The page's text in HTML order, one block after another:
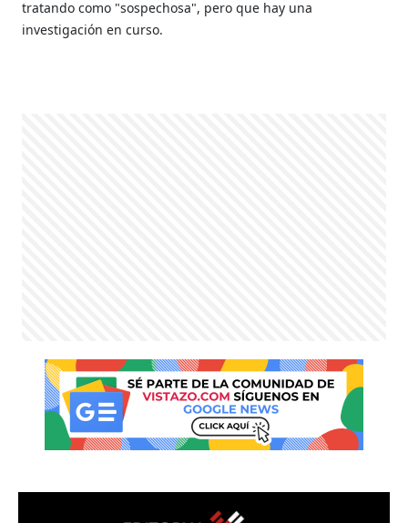
tratando como "sospechosa", pero que hay una
investigación en curso.